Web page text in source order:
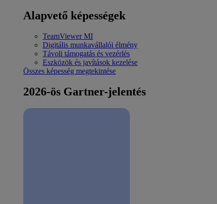
Alapvető képességek
TeamViewer MI
Digitális munkavállalói élmény
Távoli támogatás és vezérlés
Eszközök és javítások kezelése
Összes képesség megtekintése
2026-ös Gartner-jelentés